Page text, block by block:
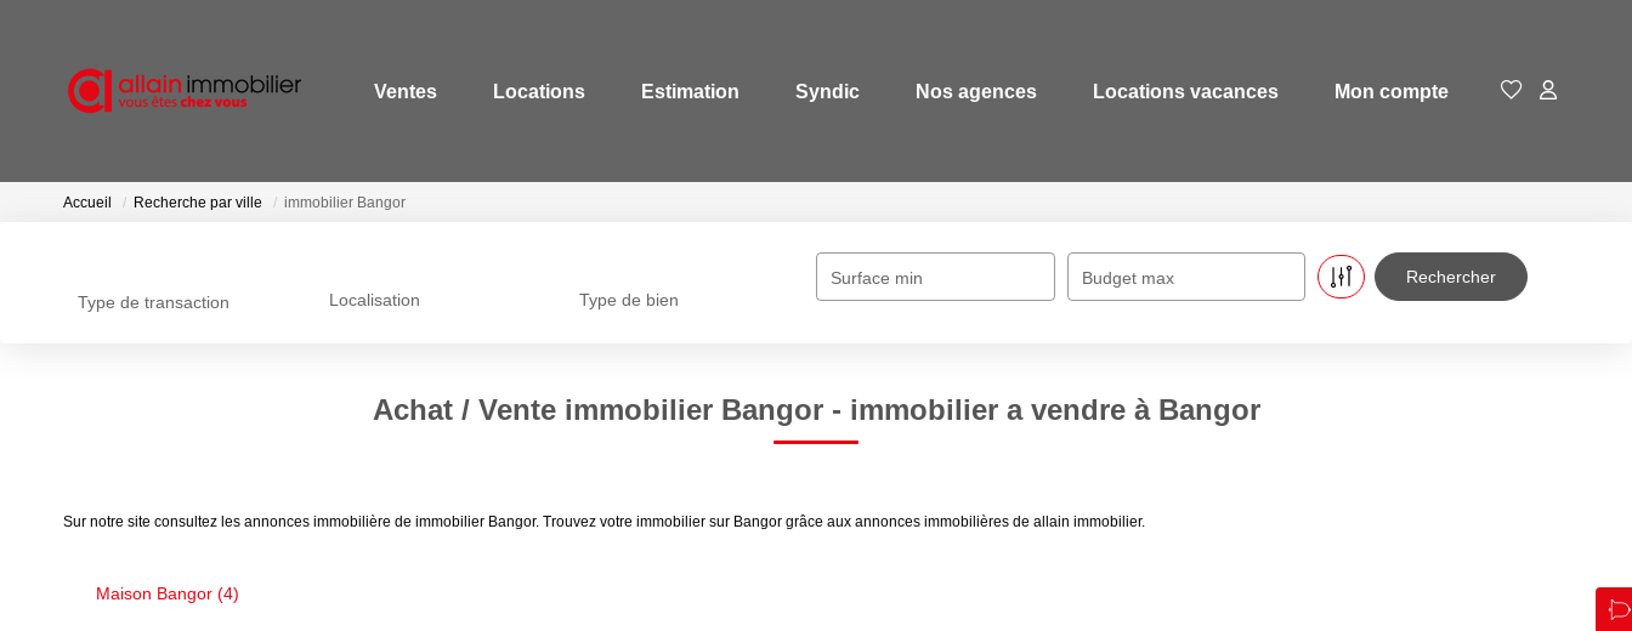
Ventes Locations Estimation Syndic Nos agences Locations vacances Mon compte
Accueil Recherche par ville immobilier Bangor
Type de transaction Localisation Type de bien
Surface min Budget max
Achat / Vente immobilier Bangor - immobilier a vendre à Bangor
Sur notre site consultez les annonces immobilière de immobilier Bangor. Trouvez votre immobilier sur Bangor grâce aux annonces immobilières de allain immobilier.
Maison Bangor (4)